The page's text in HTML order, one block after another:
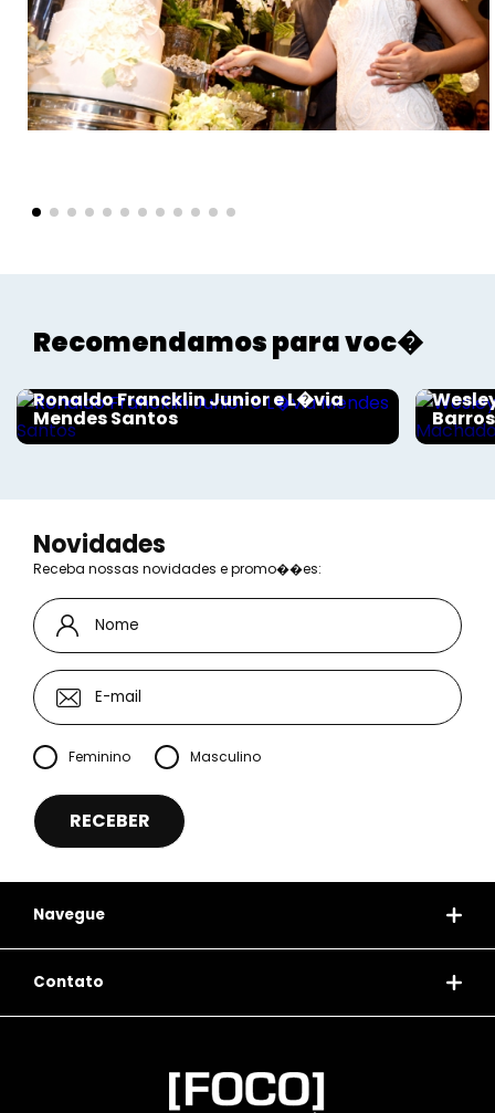
Recomendamos para voc�
Ronaldo Francklin Junior e L�via
Mendes Santos
Novidades
Receba nossas novidades e promo��es:
Feminino Masculino
Navegue
Contato